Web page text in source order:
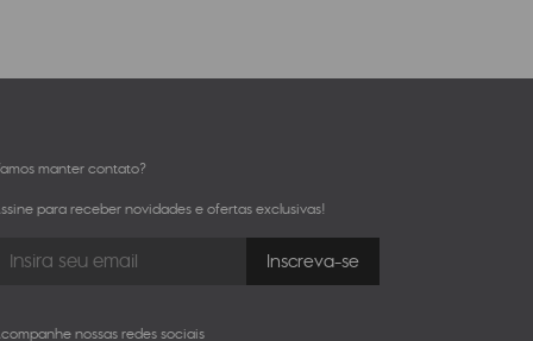
manter contato?
para receber novidades e ofertas exclusivas!
nossas redes sociais